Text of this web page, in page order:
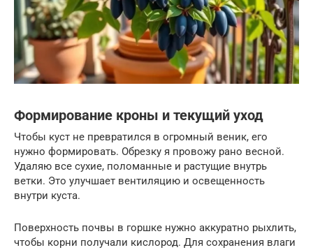
Формирование кроны и текущий уход
Чтобы куст не превратился в огромный веник, его
нужно формировать. Обрезку я провожу рано весной.
Удаляю все сухие, поломанные и растущие внутрь
ветки. Это улучшает вентиляцию и освещенность
внутри куста.
Поверхность почвы в горшке нужно аккуратно рыхлить,
чтобы корни получали кислород. Для сохранения влаги